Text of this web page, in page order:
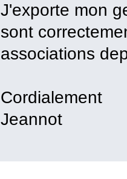
J'exporte mon
sont
associations
Cordialement
Jeannot